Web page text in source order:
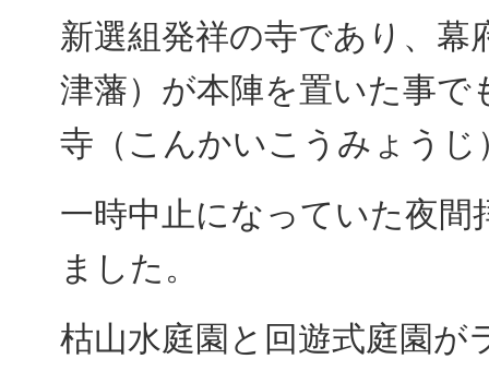
新選組発祥の寺であり、幕
津藩）が本陣を置いた事で
寺（こんかいこうみょうじ
一時中止になっていた夜間
ました。
枯山水庭園と回遊式庭園が